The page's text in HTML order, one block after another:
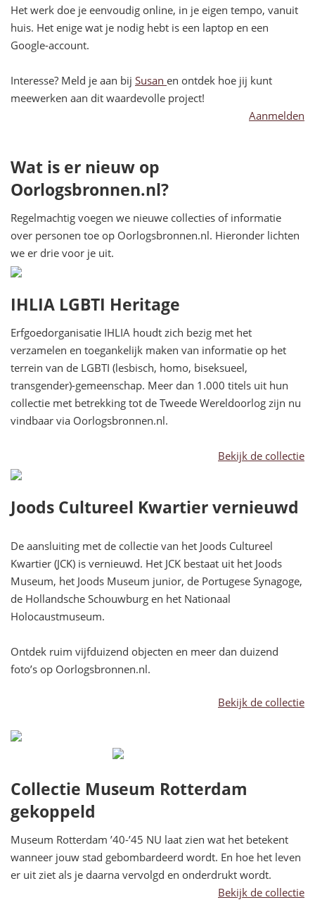
Het werk doe je eenvoudig online, in je eigen tempo, vanuit
huis. Het enige wat je nodig hebt is een laptop en een
Google-account.
Interesse? Meld je aan bij Susan en ontdek hoe jij kunt
meewerken aan dit waardevolle project!
Aanmelden
Wat is er nieuw op
Oorlogsbronnen.nl?
Regelmachtig voegen we nieuwe collecties of informatie
over personen toe op Oorlogsbronnen.nl. Hieronder lichten
we er drie voor je uit.
IHLIA LGBTI Heritage
Erfgoedorganisatie IHLIA houdt zich bezig met het
verzamelen en toegankelijk maken van informatie op het
terrein van de LGBTI (lesbisch, homo, biseksueel,
transgender)-gemeenschap. Meer dan 1.000 titels uit hun
collectie met betrekking tot de Tweede Wereldoorlog zijn nu
vindbaar via Oorlogsbronnen.nl.
Bekijk de collectie
Joods Cultureel Kwartier vernieuwd
De aansluiting met de collectie van het Joods Cultureel
Kwartier (JCK) is vernieuwd. Het JCK bestaat uit het Joods
Museum, het Joods Museum junior, de Portugese Synagoge,
de Hollandsche Schouwburg en het Nationaal
Holocaustmuseum.
Ontdek ruim vijfduizend objecten en meer dan duizend
foto’s op Oorlogsbronnen.nl.
Bekijk de collectie
Collectie Museum Rotterdam
gekoppeld
Museum Rotterdam ’40-’45 NU laat zien wat het betekent
wanneer jouw stad gebombardeerd wordt. En hoe het leven
er uit ziet als je daarna vervolgd en onderdrukt wordt.
Bekijk de collectie